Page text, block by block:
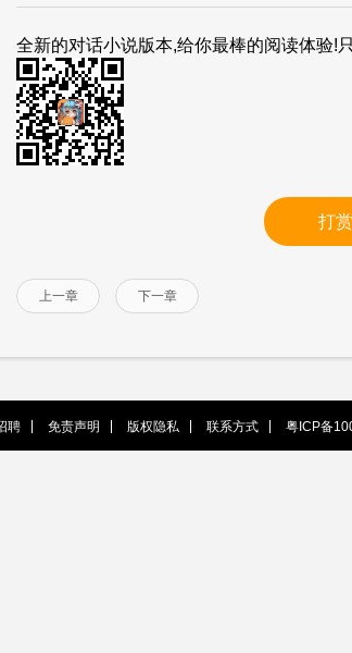
全新的对话小说版本,给你最棒的阅读体验!
打赏
上一章 下一章
聘 免责声明 版权隐私 联系方式 粤ICP备